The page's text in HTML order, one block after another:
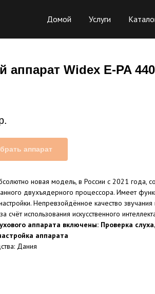
Домой Услуги
аппарат Widex E-PA 440
аппарат
новая модель, в России с 2021 года,
двухъядерного процессора. Имеет
Непревзойдённое качество
счёт использования искусственного
аппарата включены: Проверка
аппарата
Дания